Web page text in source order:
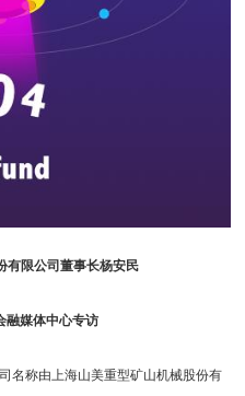
有限公司董事长杨安民
融媒体中心专访
名称由上海山美重型矿山机械股份有